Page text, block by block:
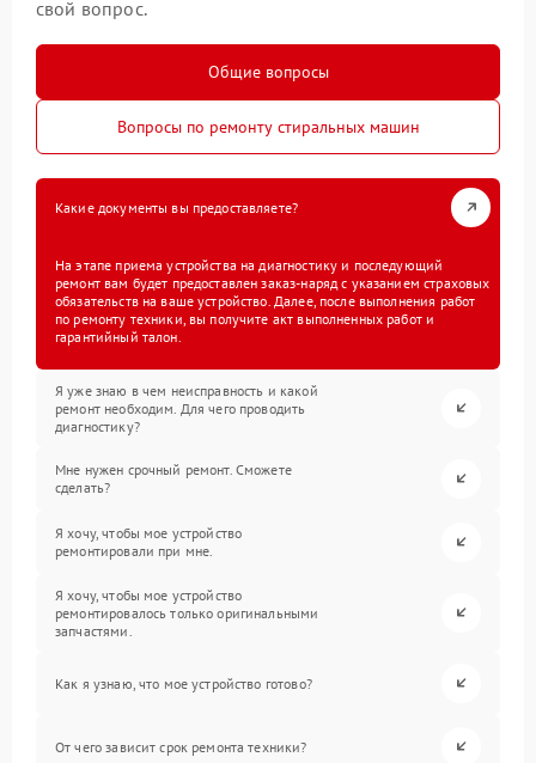
свой вопрос.
Общие вопросы
Вопросы по ремонту стиральных машин
Какие документы вы предоставляете?
На этапе приема устройства на диагностику и последующий
ремонт вам будет предоставлен заказ-наряд с указанием страховых
обязательств на ваше устройство. Далее, после выполнения работ
по ремонту техники, вы получите акт выполненных работ и
гарантийный талон.
Я уже знаю в чем неисправность и какой
ремонт необходим. Для чего проводить
диагностику?
Мне нужен срочный ремонт. Сможете
сделать?
Я хочу, чтобы мое устройство
ремонтировали при мне.
Я хочу, чтобы мое устройство
ремонтировалось только оригинальными
запчастями.
Как я узнаю, что мое устройство готово?
От чего зависит срок ремонта техники?